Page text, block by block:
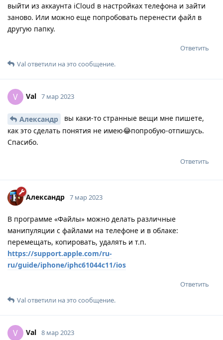
выйти из аккаунта iCloud в настройках телефона и зайти
заново. Или можно еще попробовать перенести файл в
другую папку.
Ответить
Valответили на это сообщение.
V Val 7 мар 2023
Александр
вы каки-то странные вещи мне пишете,
как это сделать понятия не имею😂попробую-отпишусь.
Спасибо.
Ответить
Александр 7 мар 2023
В программе «Файлы» можно делать различные
манипуляции с файлами на телефоне и в облаке:
перемещать, копировать, удалять и т.п.
https://support.apple.com/ru-
ru/guide/iphone/iphc61044c11/ios
Ответить
Valответили на это сообщение.
V Val 8 мар 2023